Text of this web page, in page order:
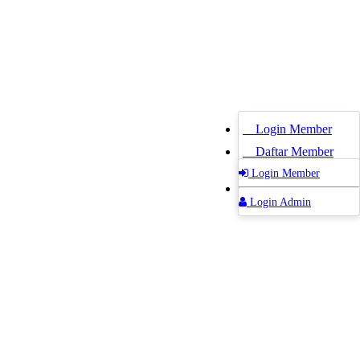
Login Member
Daftar Member
Login Admin
Login Member
Login Admin